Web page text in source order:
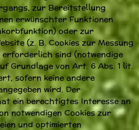
zur Bereitstellung
erwünschter Funktionen
oder zur
(z. B. Cookies zur Messung
erforderlich sind (notwendige
Grundlage von Art. 6 Abs. 1 lit.
sofern keine andere
wird. Der
ein berechtigtes Interesse an
notwendigen Cookies zur
und optimierten